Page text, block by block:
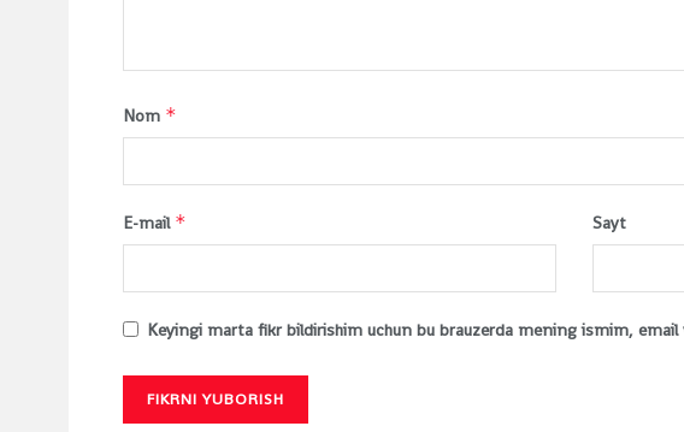
Nom *
E-mail * Sayt
Keyingi marta fikr bildirishim uchun bu brauzerda mening ismim,